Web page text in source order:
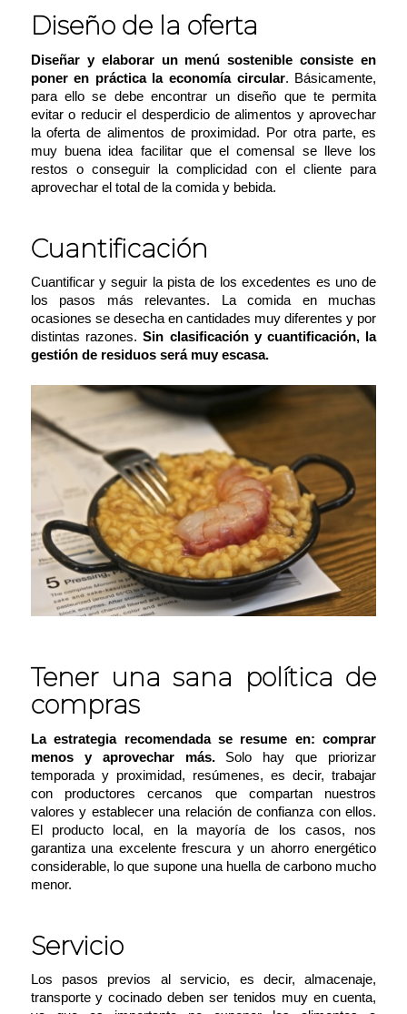
Diseño de la oferta
Diseñar y elaborar un menú sostenible consiste en
poner en práctica la economía circular. Básicamente,
para ello se debe encontrar un diseño que te permita
evitar o reducir el desperdicio de alimentos y aprovechar
la oferta de alimentos de proximidad. Por otra parte, es
muy buena idea facilitar que el comensal se lleve los
restos o conseguir la complicidad con el cliente para
aprovechar el total de la comida y bebida.
Cuantificación
Cuantificar y seguir la pista de los excedentes es uno de
los pasos más relevantes. La comida en muchas
ocasiones se desecha en cantidades muy diferentes y por
distintas razones.Sin clasificación y cuantificación, la
gestión de residuos será muy escasa.
Tener una sana política de
compras
La estrategia recomendada se resume en:comprar
menos y aprovechar más. Solo hay que priorizar
temporada y proximidad, resúmenes, es decir, trabajar
con productores cercanos que compartan nuestros
valores y establecer una relación de confianza con ellos.
El producto local, en la mayoría de los casos, nos
garantiza una excelente frescura y un ahorro energético
considerable, lo que supone una huella de carbono mucho
menor.
Servicio
Los pasos previos al servicio, es decir, almacenaje,
transporte y cocinado deben ser tenidos muy en cuenta,